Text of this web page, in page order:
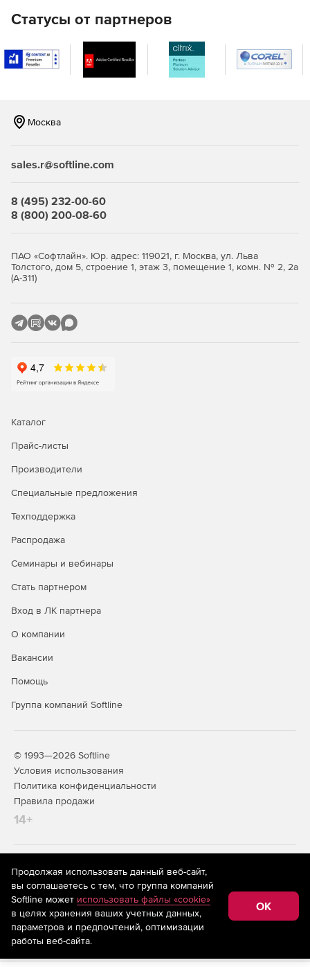
Статусы от партнеров
Москва
sales.r@softline.com
8 (495) 232-00-60
8 (800) 200-08-60
ПАО «Софтлайн». Юр. адрес: 119021, г. Москва, ул. Льва
Толстого, дом 5, строение 1, этаж 3, помещение 1, комн. № 2, 2а
(А-311)
Каталог
Прайс-листы
Производители
Специальные предложения
Техподдержка
Распродажа
Семинары и вебинары
Стать партнером
Вход в ЛК партнера
О компании
Вакансии
Помощь
Группа компаний Softline
© 1993—2026 Softline
Условия использования
Политика конфиденциальности
Правила продажи
14+
На информационном ресурсе store.softline.ru применяются
рекомендательные технологии
(информационные технологии
предоставления информации на основе сбора,
систематизации и анализа сведений, относящихся к
предпочтениям пользователей сети «Интернет»,
находящихся на территории Российской Федерации)
Продолжая использовать данный веб-сайт,
вы соглашаетесь с тем, что группа компаний
Softline может использовать файлы «cookie»
в целях хранения ваших учетных данных,
параметров и предпочтений, оптимизации
работы веб-сайта.
OK